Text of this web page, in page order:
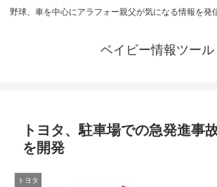
野球、車を中心にアラフォー親父が気になる情報を発
ベイビー情報ツール
トヨタ、駐車場での急発進事
を開発
トヨタ